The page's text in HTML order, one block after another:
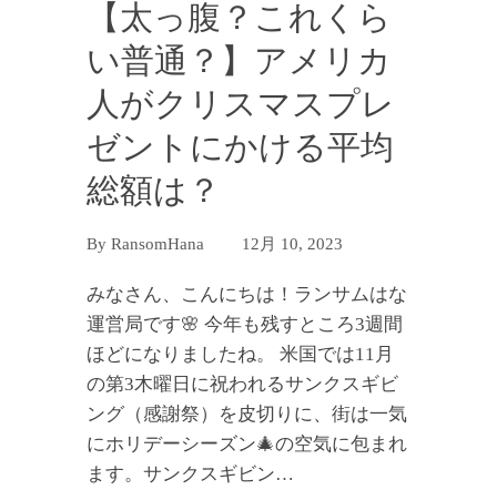
【太っ腹？これくら
い普通？】アメリカ
人がクリスマスプレ
ゼントにかける平均
総額は？
ByRansomHana 12月 10, 2023
みなさん、こんにちは！ランサムはな
運営局です🌸 今年も残すところ3週間
ほどになりましたね。 米国では11月
の第3木曜日に祝われるサンクスギビ
ング（感謝祭）を皮切りに、街は一気
にホリデーシーズン🎄の空気に包まれ
ます。サンクスギビン…